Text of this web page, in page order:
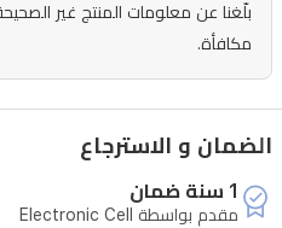
يوماً
في
وضع
الانتظار،
وشحن
مغناطيسي
بلّغنا عن معلومات المنتج غير
مكافأة.
الضمان و الاسترجاع
1 سنة ضمان
مقدم بواسطة Electronic Cell